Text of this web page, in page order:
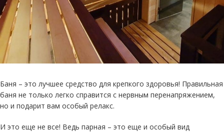
Баня – это лучшее средство для крепкого здоровья! Правильная
баня не только легко справится с нервным перенапряжением,
но и подарит вам особый релакс.
И это еще не все! Ведь парная – это еще и особый вид